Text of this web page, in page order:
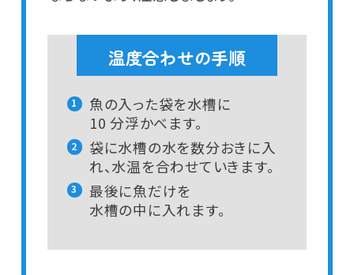
温度合わせの手順
1
魚の入った袋を水槽に
10 分浮かべます。
2
袋に水槽の水を数分おきに入
れ、水温を合わせていきます。
3
最後に魚だけを
水槽の中に入れます。